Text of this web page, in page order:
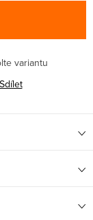
variantu
Sdílet